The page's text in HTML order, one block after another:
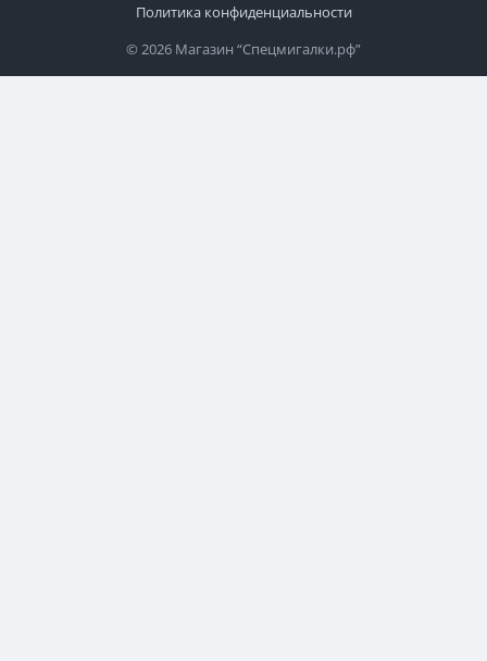
Политика конфиденциальности
© 2026 Магазин “Спецмигалки.рф”